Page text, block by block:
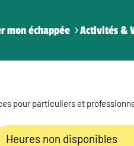
mon échappée Activités &
pour particuliers et
Heures non disponibles